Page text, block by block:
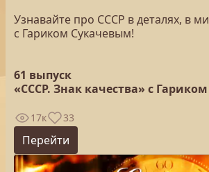
Узнавайте про СССР в деталях, в
с Гариком Сукачевым!
61 выпуск
«СССР. Знак качества» с
17к 33
Перейти